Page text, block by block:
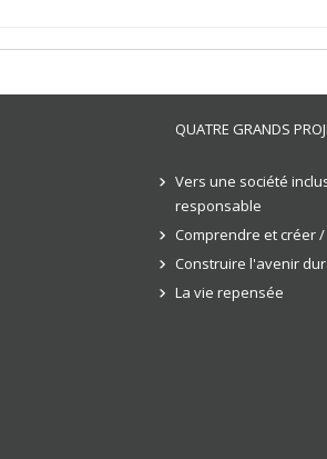
QUATRE GRANDS
Vers une société
responsable
Comprendre et créer
Construire l'avenir
La vie repensée